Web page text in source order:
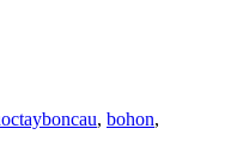
, bohon,